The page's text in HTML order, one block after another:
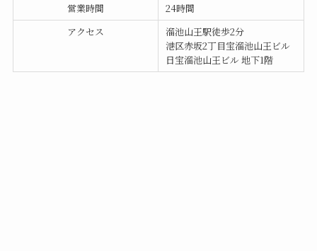
営業時間
24時間
アクセス
溜池山王駅徒歩2分
港区赤坂2丁目宝溜池山王ビル
日宝溜池山王ビル 地下1階